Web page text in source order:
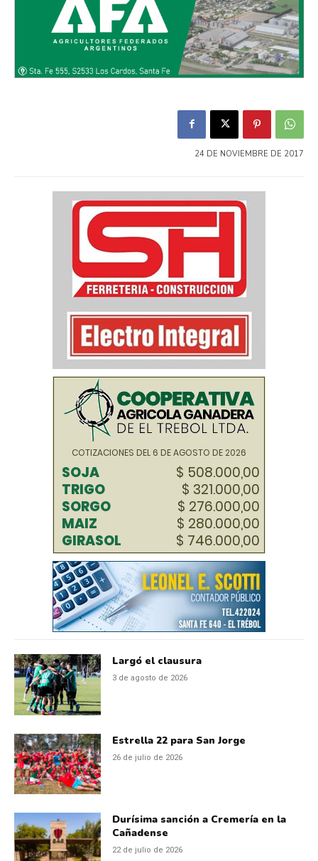
24 DE NOVIEMBRE DE 2017
Largó el clausura
3 de agosto de 2026
Estrella 22 para San Jorge
26 de julio de 2026
Durísima sanción a Cremería en la
Cañadense
22 de julio de 2026